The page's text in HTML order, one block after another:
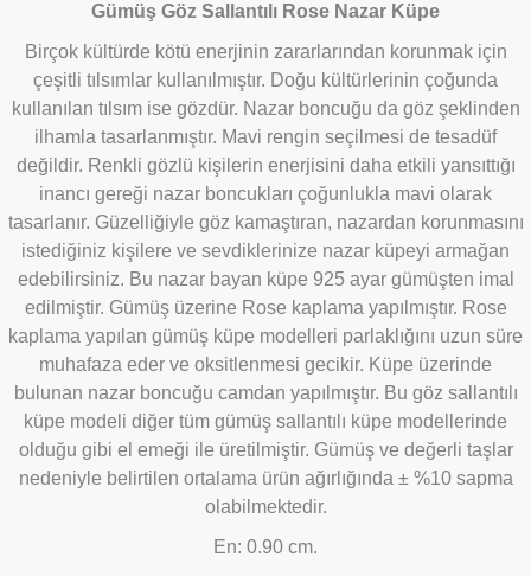
Gümüş Göz Sallantılı Rose Nazar Küpe
Birçok kültürde kötü enerjinin zararlarından korunmak için
çeşitli tılsımlar kullanılmıştır. Doğu kültürlerinin çoğunda
kullanılan tılsım ise gözdür. Nazar boncuğu da göz şeklinden
ilhamla tasarlanmıştır. Mavi rengin seçilmesi de tesadüf
değildir. Renkli gözlü kişilerin enerjisini daha etkili yansıttığı
inancı gereği nazar boncukları çoğunlukla mavi olarak
tasarlanır. Güzelliğiyle göz kamaştıran, nazardan korunmasını
istediğiniz kişilere ve sevdiklerinize nazar küpeyi armağan
edebilirsiniz. Bu nazar bayan küpe 925 ayar gümüşten imal
edilmiştir. Gümüş üzerine Rose kaplama yapılmıştır. Rose
kaplama yapılan gümüş küpe modelleri parlaklığını uzun süre
muhafaza eder ve oksitlenmesi gecikir. Küpe üzerinde
bulunan nazar boncuğu camdan yapılmıştır. Bu göz sallantılı
küpe modeli diğer tüm gümüş sallantılı küpe modellerinde
olduğu gibi el emeği ile üretilmiştir. Gümüş ve değerli taşlar
nedeniyle belirtilen ortalama ürün ağırlığında ± %10 sapma
olabilmektedir.
En: 0.90 cm.